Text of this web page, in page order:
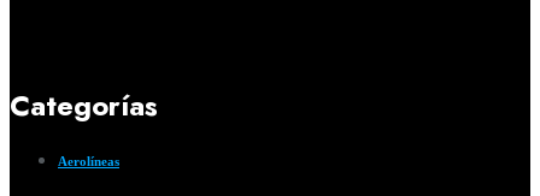
Categorías
Aerolíneas